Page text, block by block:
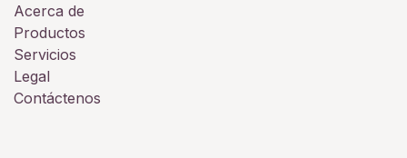
Acerca de
Productos
Servicios
Legal
Contáctenos